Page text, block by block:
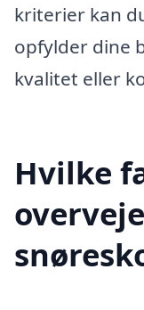
kriterier kan
opfylder dine
kvalitet eller
Hvilke